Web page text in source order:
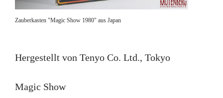
Zauberkasten "Magic Show 1980" aus Japan
Hergestellt von Tenyo Co. Ltd., Tokyo
Magic Show